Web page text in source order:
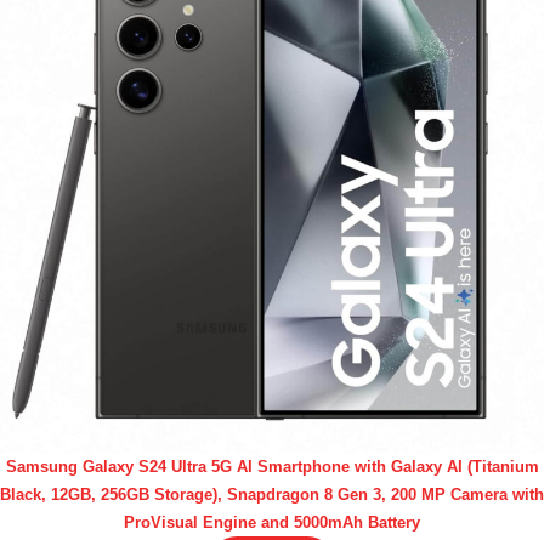
Samsung Galaxy S24 Ultra 5G AI Smartphone with Galaxy AI (Titanium
Black, 12GB, 256GB Storage), Snapdragon 8 Gen 3, 200 MP Camera with
ProVisual Engine and 5000mAh Battery